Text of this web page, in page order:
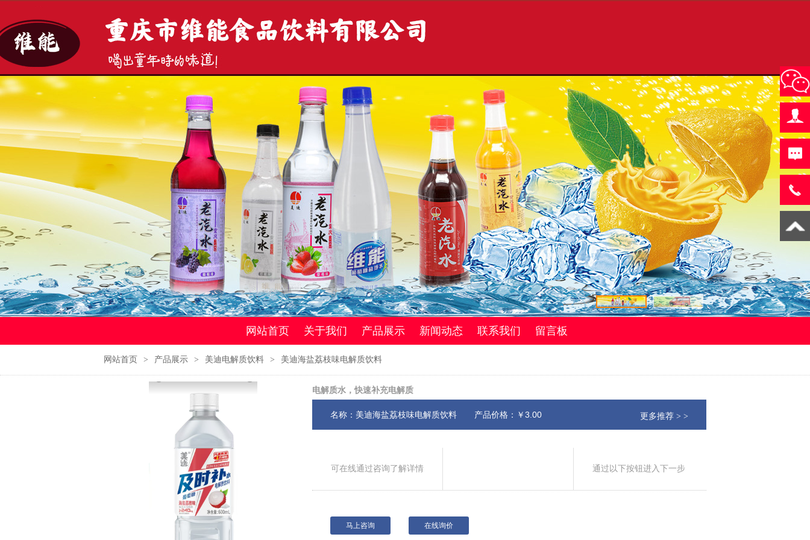
网站首页 关于我们 产品展示 新闻动态 联系我们 留言板
网站首页 > 产品展示 > 美迪电解质饮料 > 美迪海盐荔枝味电解质饮料
电解质水，快速补充电解质
名称：美迪海盐荔枝味电解质饮料 产品价格：￥3.00 更多推荐 > >
可在线通过咨询了解详情 通过以下按钮进入下一步
马上咨询 在线询价